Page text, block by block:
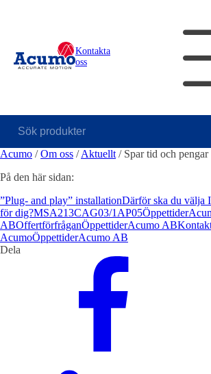
Kontakta
oss
Visa allt
Se alla
Se alla
Se alla
leverantörer
Vi hjälper
gärna till!
Linjärenheter
Mätning
Mätskalor
Sök
produkter
Acumo /Om oss /Aktuellt / Spar tid och
På den här sidan:
”Plug- and play” installationDärför ska du välja
för dig?MSA213CAG03/1 AP05Öppettider
ABOffertförfråganÖppettiderAcumo AB
AcumoÖppettiderAcumo AB
Dela